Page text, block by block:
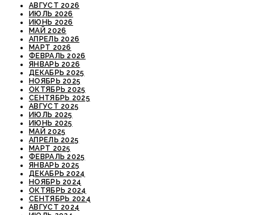
АВГУСТ 2026
ИЮЛЬ 2026
ИЮНЬ 2026
МАЙ 2026
АПРЕЛЬ 2026
МАРТ 2026
ФЕВРАЛЬ 2026
ЯНВАРЬ 2026
ДЕКАБРЬ 2025
НОЯБРЬ 2025
ОКТЯБРЬ 2025
СЕНТЯБРЬ 2025
АВГУСТ 2025
ИЮЛЬ 2025
ИЮНЬ 2025
МАЙ 2025
АПРЕЛЬ 2025
МАРТ 2025
ФЕВРАЛЬ 2025
ЯНВАРЬ 2025
ДЕКАБРЬ 2024
НОЯБРЬ 2024
ОКТЯБРЬ 2024
СЕНТЯБРЬ 2024
АВГУСТ 2024